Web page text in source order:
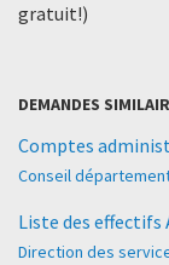
gratuit!)
DEMANDES
Comptes
Conseil
Liste des effectifs
Direction des